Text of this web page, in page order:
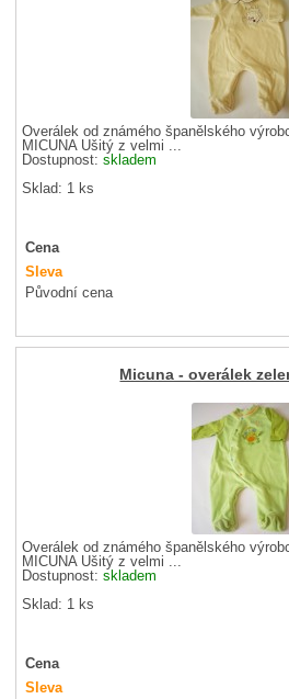
Overálek od známého španělského
MICUNA Ušitý z velmi ...
Dostupnost:skladem
Sklad: 1 ks
Cena
Sleva
Původní cena
Micuna - overálek
Overálek od známého španělského
MICUNA Ušitý z velmi ...
Dostupnost:skladem
Sklad: 1 ks
Cena
Sleva